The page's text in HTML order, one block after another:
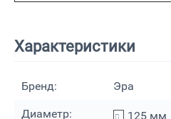
Характеристики
Бренд: Эра
Диаметр: 125 мм